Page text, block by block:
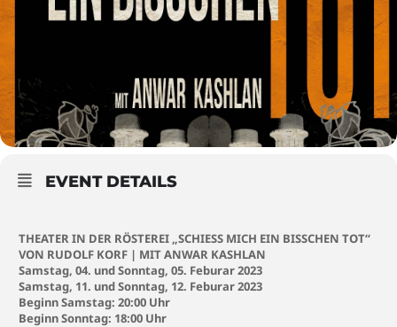
EVENT DETAILS
THEATER IN DER RÖSTEREI „SCHIESS MICH EIN BISSCHEN TOT“
VON RUDOLF KORF | MIT ANWAR KASHLAN
Samstag, 04. und Sonntag, 05. Feburar 2023
Samstag, 11. und Sonntag, 12. Feburar 2023
Beginn Samstag: 20:00 Uhr
Beginn Sonntag: 18:00 Uhr